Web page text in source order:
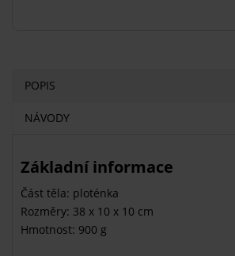
POPIS
NÁVODY
Základní informace
Část těla: ploténka
Rozměry: 38 x 10 x 10 cm
Hmotnost: 900 g